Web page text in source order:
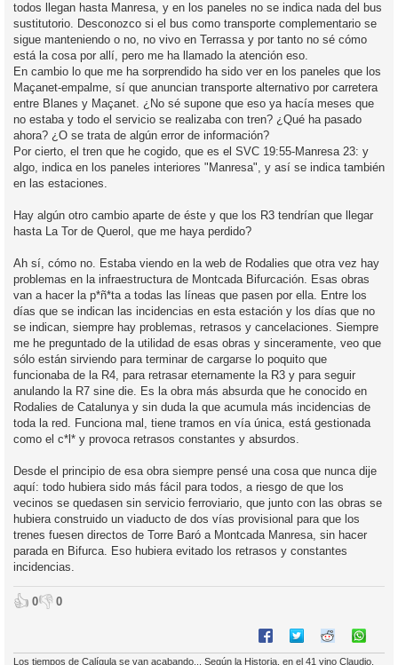
todos llegan hasta Manresa, y en los paneles no se indica nada del bus
sustitutorio. Desconozco si el bus como transporte complementario se
sigue manteniendo o no, no vivo en Terrassa y por tanto no sé cómo
está la cosa por allí, pero me ha llamado la atención eso.
En cambio lo que me ha sorprendido ha sido ver en los paneles que los
Maçanet-empalme, sí que anuncian transporte alternativo por carretera
entre Blanes y Maçanet. ¿No sé supone que eso ya hacía meses que
no estaba y todo el servicio se realizaba con tren? ¿Qué ha pasado
ahora? ¿O se trata de algún error de información?
Por cierto, el tren que he cogido, que es el SVC 19:55-Manresa 23: y
algo, indica en los paneles interiores "Manresa", y así se indica también
en las estaciones.
Hay algún otro cambio aparte de éste y que los R3 tendrían que llegar
hasta La Tor de Querol, que me haya perdido?
Ah sí, cómo no. Estaba viendo en la web de Rodalies que otra vez hay
problemas en la infraestructura de Montcada Bifurcación. Esas obras
van a hacer la p*ñ*ta a todas las líneas que pasen por ella. Entre los
días que se indican las incidencias en esta estación y los días que no
se indican, siempre hay problemas, retrasos y cancelaciones. Siempre
me he preguntado de la utilidad de esas obras y sinceramente, veo que
sólo están sirviendo para terminar de cargarse lo poquito que
funcionaba de la R4, para retrasar eternamente la R3 y para seguir
anulando la R7 sine die. Es la obra más absurda que he conocido en
Rodalies de Catalunya y sin duda la que acumula más incidencias de
toda la red. Funciona mal, tiene tramos en vía única, está gestionada
como el c*l* y provoca retrasos constantes y absurdos.
Desde el principio de esa obra siempre pensé una cosa que nunca dije
aquí: todo hubiera sido más fácil para todos, a riesgo de que los
vecinos se quedasen sin servicio ferroviario, que junto con las obras se
hubiera construido un viaducto de dos vías provisional para que los
trenes fuesen directos de Torre Baró a Montcada Manresa, sin hacer
parada en Bifurca. Eso hubiera evitado los retrasos y constantes
incidencias.
👍 0👎 0
Los tiempos de Calígula se van acabando... Según la Historia, en el 41 vino Claudio.